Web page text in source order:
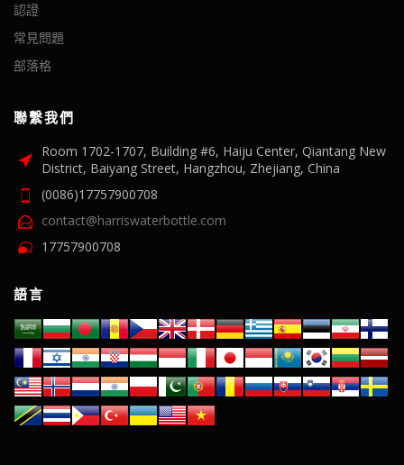
認證
常見問題
部落格
聯繫我們
Room 1702-1707, Building #6, Haiju Center, Qiantang New
District, Baiyang Street, Hangzhou, Zhejiang, China
(0086)17757900708
contact@harriswaterbottle.com
17757900708
語言